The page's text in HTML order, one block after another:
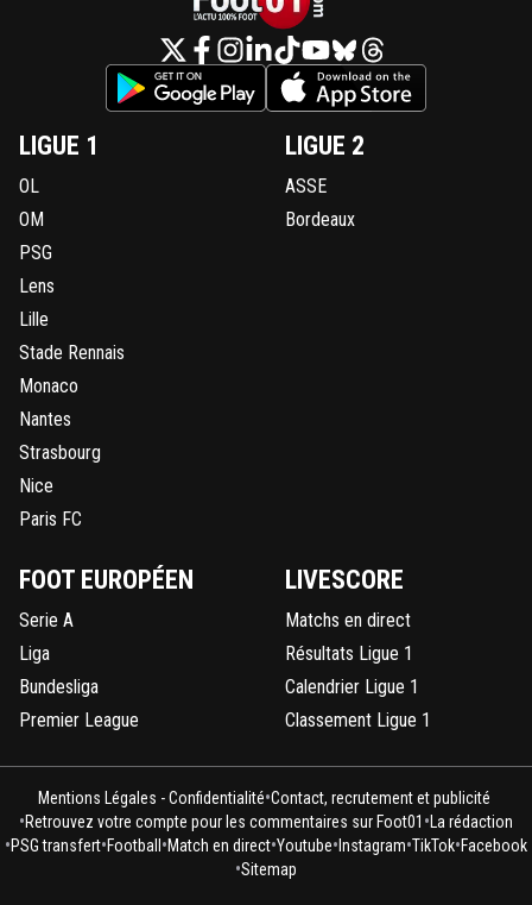
LIGUE 1
OL
OM
PSG
Lens
Lille
Stade Rennais
Monaco
Nantes
Strasbourg
Nice
Paris FC
LIGUE 2
ASSE
Bordeaux
FOOT EUROPÉEN
Serie A
Liga
Bundesliga
Premier League
LIVESCORE
Matchs en direct
Résultats Ligue 1
Calendrier Ligue 1
Classement Ligue 1
Mentions Légales - Confidentialité•Contact, recrutement et publicité
•Retrouvez votre compte pour les commentaires sur Foot01 • La rédaction
•PSG transfert•Football •Match en direct•Youtube• Instagram•TikTok•Facebook
•Sitemap